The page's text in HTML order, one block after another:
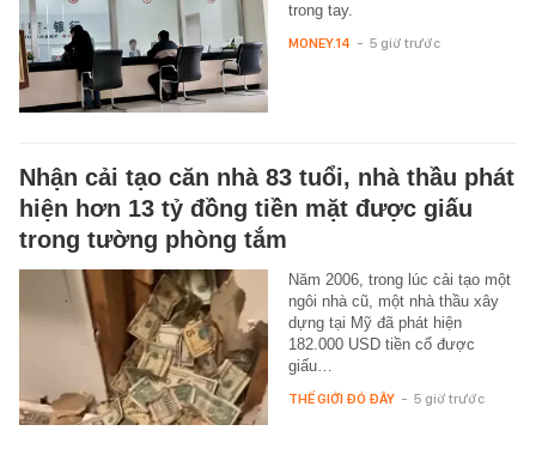
trong tay.
MONEY.14 - 5 giờ trước
Nhận cải tạo căn nhà 83 tuổi, nhà thầu phát
hiện hơn 13 tỷ đồng tiền mặt được giấu
trong tường phòng tắm
Năm 2006, trong lúc cải tạo một
ngôi nhà cũ, một nhà thầu xây
dựng tại Mỹ đã phát hiện
182.000 USD tiền cổ được
giấu…
THẾ GIỚI ĐÓ ĐÂY - 5 giờ trước